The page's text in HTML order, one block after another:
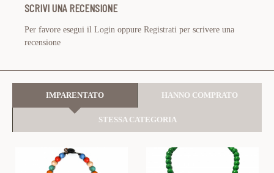
SCRIVI UNA RECENSIONE
Per favore esegui il Login oppure Registrati per scrivere una
recensione
IMPARENTATO HANNO COMPRATO
STESSA CATEGORIA